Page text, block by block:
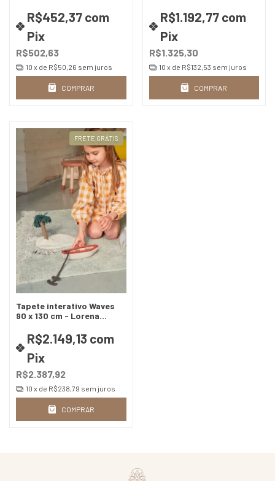
R$502,63
R$452,37 com
Pix
10 x de R$50,26 sem juros
COMPRAR
R$1.325,30
R$1.192,77 com
Pix
10 x de R$132,53 sem juros
COMPRAR
FRETE GRÁTIS
Tapete interativo Waves
90 x 130 cm - Lorena
R$2.387,92
R$2.149,13 com
Pix
10 x de R$238,79 sem juros
COMPRAR